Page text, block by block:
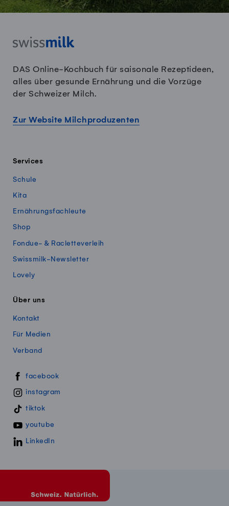
DAS Online-Kochbuch für saisonale Rezeptideen,
alles über gesunde Ernährung und die Vorzüge
der Schweizer Milch.
Zur Website Milchproduzenten
Services
Schule
Kita
Ernährungsfachleute
Shop
Fondue- & Racletteverleih
Swissmilk-Newsletter
Lovely
Über uns
Kontakt
Für Medien
Verband
Swissmillk auf Social Media
facebook
instagram
tiktok
youtube
LinkedIn